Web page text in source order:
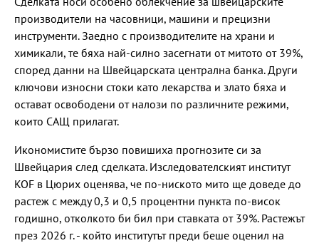
производители на часовници, машини и прецизни
инструменти. Заедно с производителите на храни и
химикали, те бяха най-силно засегнати от митото от 39%,
според данни на Швейцарската централна банка. Други
ключови износни стоки като лекарства и злато бяха и
остават освободени от налози по различните режими,
които САЩ прилагат.
Икономистите бързо повишиха прогнозите си за
Швейцария след сделката. Изследователският институт
KOF в Цюрих оценява, че по-ниското мито ще доведе до
растеж с между 0,3 и 0,5 процентни пункта по-висок
годишно, отколкото би бил при ставката от 39%. Растежът
през 2026 г. - който институтът преди беше оценил на